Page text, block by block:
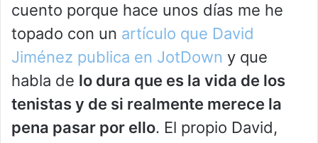
cuento porque hace unos días me he
topado con un artículo que David
Jiménez publica en JotDown y que
habla de lo dura que es la vida de los
tenistas y de si realmente merece la
pena pasar por ello. El propio David,